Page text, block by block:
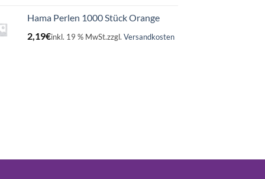
Hama Perlen 1000 Stück Orange
2,19€inkl. 19 % MwSt.zzgl. Versandkosten